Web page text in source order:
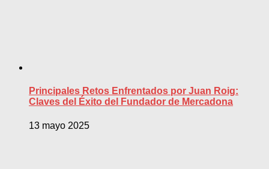
Principales Retos Enfrentados por Juan Roig:
Claves del Éxito del Fundador de Mercadona
13 mayo 2025